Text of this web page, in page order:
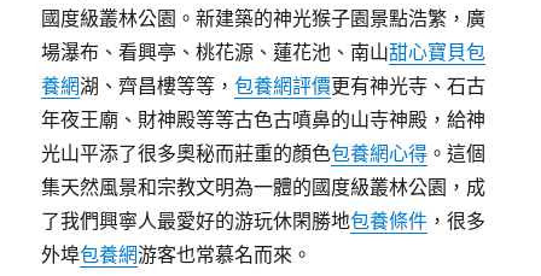
國度級叢林公園。新建築的神光猴子園景點浩繁，廣
場瀑布、看興亭、桃花源、蓮花池、南山甜心寶貝包
養網湖、齊昌樓等等，包養網評價更有神光寺、石古
年夜王廟、財神殿等等古色古噴鼻的山寺神殿，給神
光山平添了很多奧秘而莊重的顏色包養網心得 。這個
集天然風景和宗教文明為一體的國度級叢林公園，成
了我們興寧人最愛好的游玩休閑勝地包養條件 ，很多
外埠包養網游客也常慕名而來。